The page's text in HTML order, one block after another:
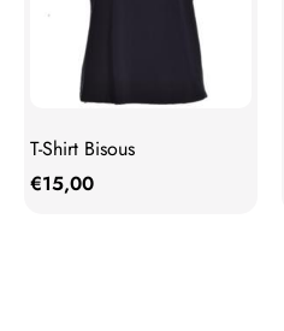
T-Shirt Bisous
€15,00